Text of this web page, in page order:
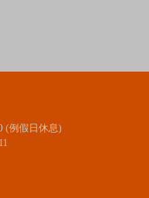
(例假日休息)